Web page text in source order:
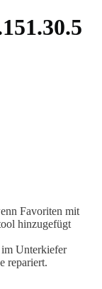
Favoriten mit
hinzugefügt
Unterkiefer
repariert.